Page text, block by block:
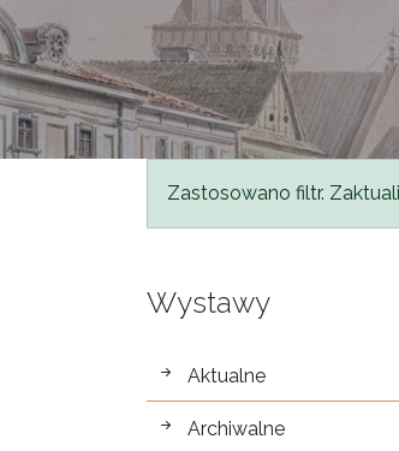
Komunikat
Zastosowano filtr.
Wystawy
wystawy
Aktualne
Archiwalne